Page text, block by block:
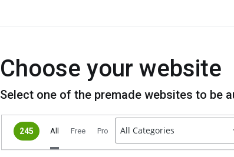
Choose your website
Select one of the premade websites to be
245 All Free Pro